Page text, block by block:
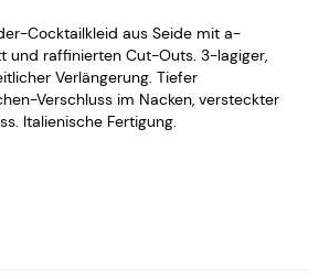
Cocktailkleid aus Seide mit a-
und raffinierten Cut-Outs. 3-lagiger,
Verlängerung. Tiefer
Verschluss im Nacken, versteckter
Italienische Fertigung.